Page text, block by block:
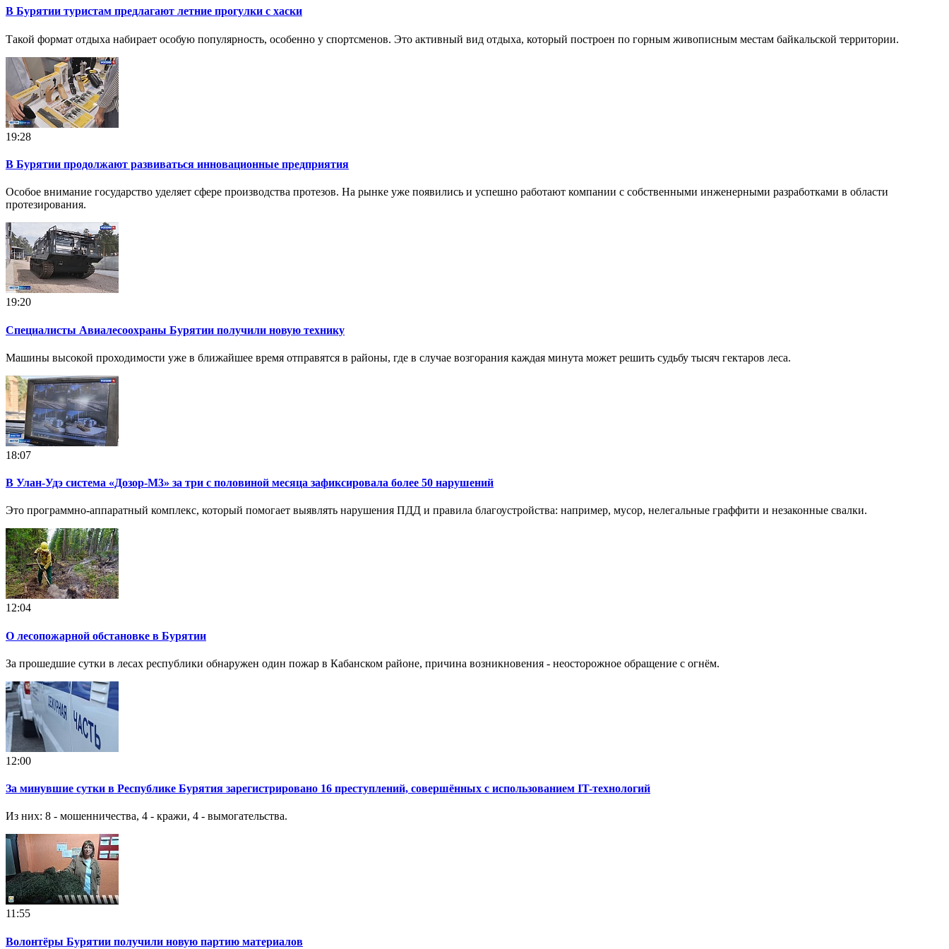
В Бурятии туристам предлагают летние прогулки с хаски
Такой формат отдыха набирает особую популярность, особенно у спортсменов. Это активный вид отдыха, который построен по горным живописным местам байкальской территории.
19:28
В Бурятии продолжают развиваться инновационные предприятия
Особое внимание государство уделяет сфере производства протезов. На рынке уже появились и успешно работают компании с собственными инженерными разработками в области
протезирования.
19:20
Специалисты Авиалесоохраны Бурятии получили новую технику
Машины высокой проходимости уже в ближайшее время отправятся в районы, где в случае возгорания каждая минута может решить судьбу тысяч гектаров леса.
18:07
В Улан-Удэ система «Дозор-М3» за три с половиной месяца зафиксировала более 50 нарушений
Это программно-аппаратный комплекс, который помогает выявлять нарушения ПДД и правила благоустройства: например, мусор, нелегальные граффити и незаконные свалки.
12:04
О лесопожарной обстановке в Бурятии
За прошедшие сутки в лесах республики обнаружен один пожар в Кабанском районе, причина возникновения - неосторожное обращение с огнём.
12:00
За минувшие сутки в Республике Бурятия зарегистрировано 16 преступлений, совершённых с использованием IT-технологий
Из них: 8 - мошенничества, 4 - кражи, 4 - вымогательства.
11:55
Волонтёры Бурятии получили новую партию материалов